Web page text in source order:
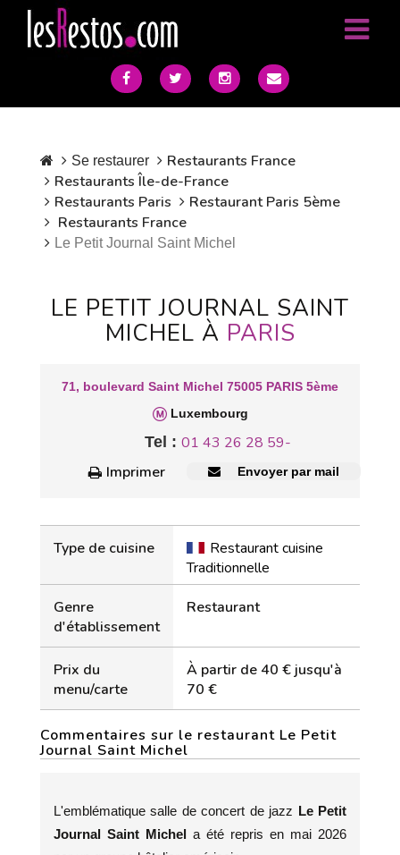
Se restaurer
Restaurants France
Restaurants Île-de-France
Restaurants Paris
Restaurant Paris 5ème
Restaurants France
Le Petit Journal Saint Michel
LE PETIT JOURNAL SAINT
MICHEL À PARIS
71, boulevard Saint Michel 75005 PARIS 5ème
Luxembourg
Tel : 01 43 26 28 59-
Imprimer
Envoyer par mail
Type de cuisine
Restaurant cuisine
Traditionnelle
Genre
d'établissement
Restaurant
Prix du
menu/carte
À partir de 40 € jusqu'à
70 €
Commentaires sur le restaurant Le Petit
Journal Saint Michel
L'emblématique salle de concert de jazz Le Petit
Journal Saint Michel a été repris en mai 2026